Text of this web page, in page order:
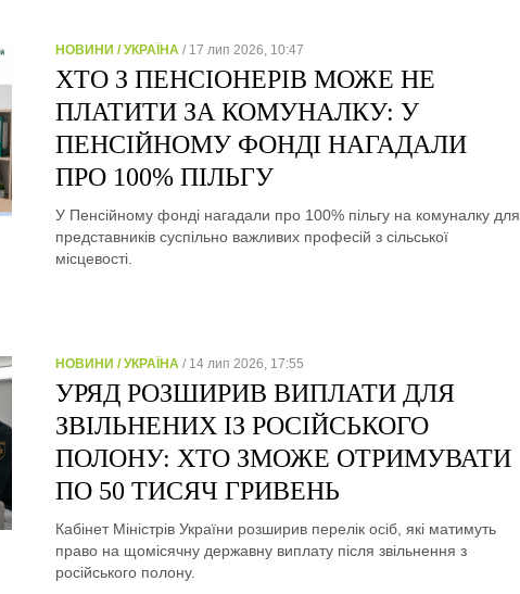
НОВИНИ / УКРАЇНА / 17 лип 2026, 10:47
ХТО З ПЕНСІОНЕРІВ МОЖЕ НЕ
ПЛАТИТИ ЗА КОМУНАЛКУ: У
ПЕНСІЙНОМУ ФОНДІ НАГАДАЛИ
ПРО 100% ПІЛЬГУ
У Пенсійному фонді нагадали про 100% пільгу на комуналку для
представників суспільно важливих професій з сільської
місцевості.
НОВИНИ / УКРАЇНА / 14 лип 2026, 17:55
УРЯД РОЗШИРИВ ВИПЛАТИ ДЛЯ
ЗВІЛЬНЕНИХ ІЗ РОСІЙСЬКОГО
ПОЛОНУ: ХТО ЗМОЖЕ ОТРИМУВАТИ
ПО 50 ТИСЯЧ ГРИВЕНЬ
Кабінет Міністрів України розширив перелік осіб, які матимуть
право на щомісячну державну виплату після звільнення з
російського полону.